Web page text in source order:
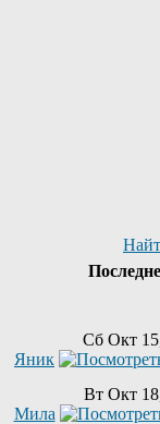
Сб Окт
Яник
Вт Окт
Мила